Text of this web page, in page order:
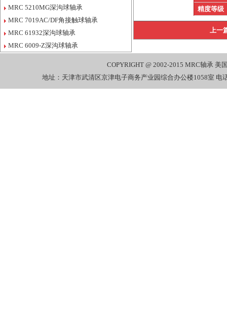
MRC 5210MG深沟球轴承
MRC 7019AC/DF角接触球轴承
MRC 61932深沟球轴承
MRC 6009-Z深沟球轴承
精度等级
上一
COPYRIGHT @ 2002-2015 MRC轴承 美
地址：天津市武清区京津电子商务产业园综合办公楼1058室 电